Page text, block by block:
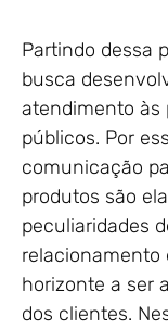
Partindo dessa
busca
atendimento às
públicos. Por
comunicação
produtos são
peculiaridades
relacionamento
horizonte a ser
dos clientes.